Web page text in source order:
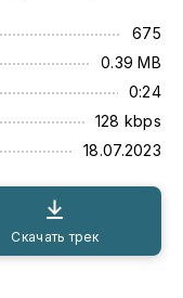
675
0.39 MB
0:24
128 kbps
18.07.2023
Скачать трек